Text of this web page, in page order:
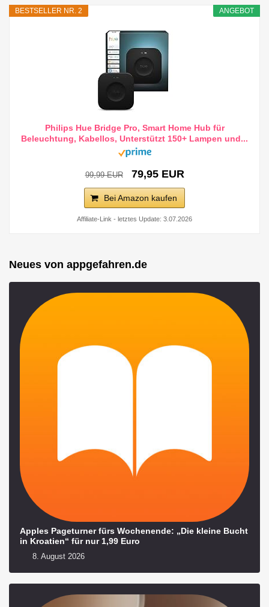
ANGEBOT
BESTSELLER NR. 2
Philips Hue Bridge Pro, Smart Home Hub für
Beleuchtung, Kabellos, Unterstützt 150+ Lampen und...
99,99 EUR 79,95 EUR
Bei Amazon kaufen
Affiliate-Link - letztes Update: 3.07.2026
Neues von appgefahren.de
Apples Pageturner fürs Wochenende: „Die kleine Bucht
in Kroatien“ für nur 1,99 Euro
8. August 2026